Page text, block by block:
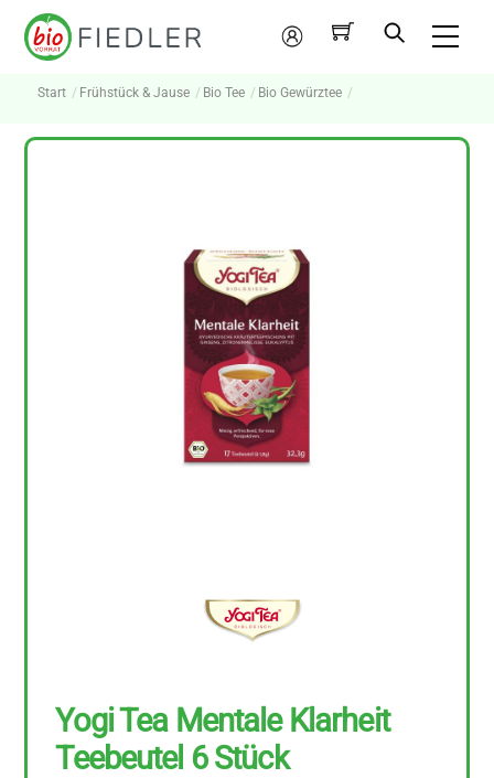
Skip
Mein
Konto
Start Frühstück & Jause Bio Tee Bio Gewürztee
Yogi Tea Mentale Klarheit
Teebeutel 6 Stück